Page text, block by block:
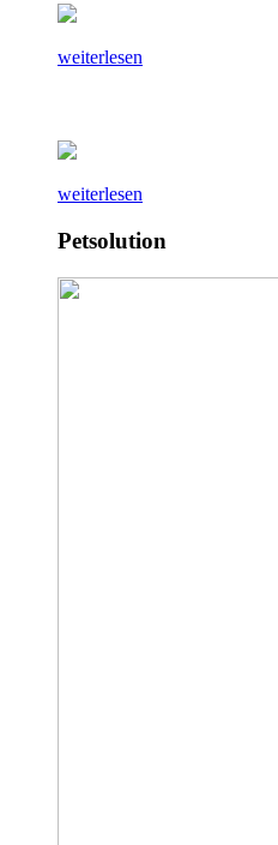
weiterlesen
weiterlesen
Petsolution